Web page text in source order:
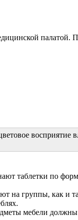
палатой.
восприятие
таблетки по
на группы, как и
мебели